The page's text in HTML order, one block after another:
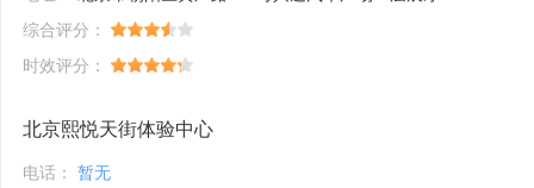
综合评分：
时效评分：
北京熙悦天街体验中心
电话： 暂无